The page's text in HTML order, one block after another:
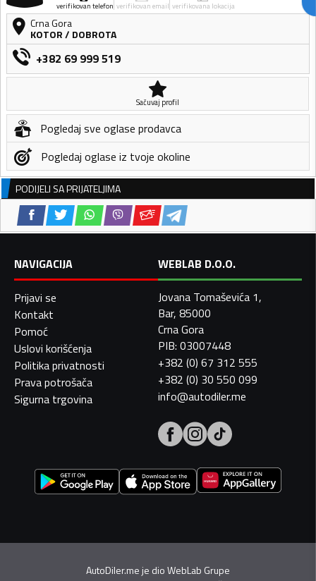
verifikovan telefon verifikovan email verifikovana lokacija
Crna Gora
KOTOR/ DOBROTA
+382 69 999 519
Sačuvaj profil
Pogledaj sve oglase prodavca
Pogledaj oglase iz tvoje okoline
PODIJELI SA PRIJATELJIMA
NAVIGACIJA
Prijavi se
Kontakt
Pomoć
Uslovi korišćenja
Politika privatnosti
Prava potrošača
Sigurna trgovina
WEBLAB D.O.O.
Jovana Tomaševića 1,
Bar, 85000
Crna Gora
PIB: 03007448
+382 (0) 67 312 555
+382 (0) 30 550 099
info@autodiler.me
AutoDiler.me je dioWebLab Grupe